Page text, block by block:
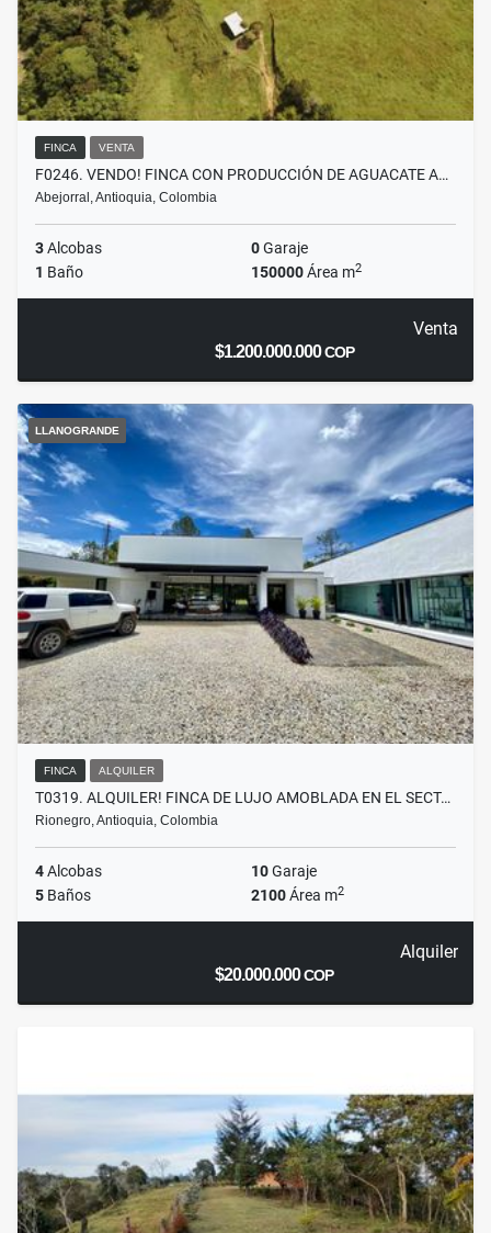
FINCA VENTA
F0246. VENDO! FINCA CON PRODUCCIÓN DE AGUACATE A…
Abejorral, Antioquia, Colombia
3Alcobas 0Garaje
1 Baño 150000Área m2
Venta
$1.200.000.000COP
LLANOGRANDE
FINCA ALQUILER
T0319. ALQUILER! FINCA DE LUJO AMOBLADA EN EL SECT…
Rionegro, Antioquia, Colombia
4Alcobas 10Garaje
5 Baños 2100Área m2
Alquiler
$20.000.000COP